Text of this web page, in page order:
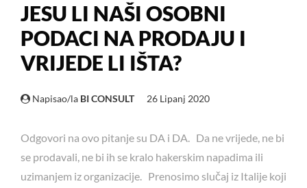
JESU LI NAŠI OSOBNI
PODACI NA PRODAJU I
VRIJEDE LI IŠTA?
Napisao/la BI CONSULT 26 Lipanj 2020
Odgovori na ovo pitanje su DA i DA. Da ne vrijede, ne bi
se prodavali, ne bi ih se kralo hakerskim napadima ili
uzimanjem iz organizacije. Prenosimo slučaj iz Italije koji